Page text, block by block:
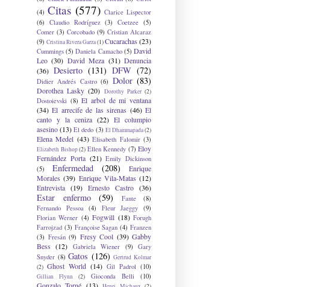
(4) Citas (577) Clarice Lispector
(6)
Claudio Rodríguez (3) Coetzee (5)
Comer (3) Corcobado (9) Cristian Alcaraz
(9) Cristina Rivera Garza(1)Cucarachas (23)
Cummings (5) Daniela Camacho (5) David
Leo (30) David Meza (31) Denuncia
(36) Desierto (131) DFW (72)
Didier Andrés Castro (6) Dolor (83)
Dorothea Lasky (20) Dorothy Parker (2)
Dostoievski (8) El arbol de mi ventana
(34) El arrecife de las sirenas (46) El
canto y la ceniza (22) El columpio
asesino(13) El dedo (3) El Dhammapada(2)
Elena Medel (43) Elisabeth Falomir (3)
Elizabeth Bishop(2) Ellen Kennedy (7) Eloy
Fernández Porta (21) Emily Dickinson
(5)
Enfermedad (208)
Enrique
Morales (39) Enrique Vila-Matas (12)
Entrevista (19) Ernesto Castro (36)
Estar enfermo (59) Fante
(8)
Fernando Pessoa
(4) Fleur Jaeggy
(9)
Florian Werner (4) Fogwill (18) Forugh
Farrojzad (3) Françoise Sagan (4) Franzen
(3) Fresán (9) Fresy Cool (39) Gabby
Bess (12) Gabriela Wiener (9)
Gary
Snyder (8) Gatos (126) Gertrud Kolmar
(2) Ghost World (14) Gil Padrol (10)
Gillian Flynn (2) Gioconda Belli (10)
Gonzalo Torné (13)